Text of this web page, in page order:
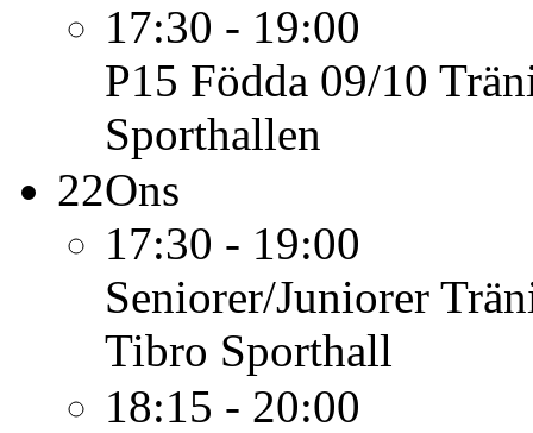
17:30 - 19:00
P15 Födda 09/10
Sporthallen
22Ons
17:30 - 19:00
Seniorer/Juniorer
Tibro Sporthall
18:15 - 20:00